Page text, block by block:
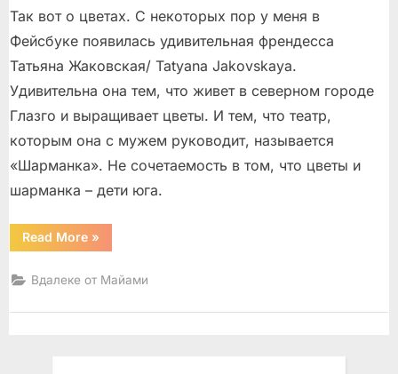
Так вот о цветах. С некоторых пор у меня в
Фейсбуке появилась удивительная френдесса
Татьяна Жаковская/ Tatyana Jakovskaya.
Удивительна она тем, что живет в северном городе
Глазго и выращивает цветы. И тем, что театр,
которым она с мужем руководит, называется
«Шарманка». Не сочетаемость в том, что цветы и
шарманка – дети юга.
Read More“Шарманка
и
»
Вдалеке от Майами